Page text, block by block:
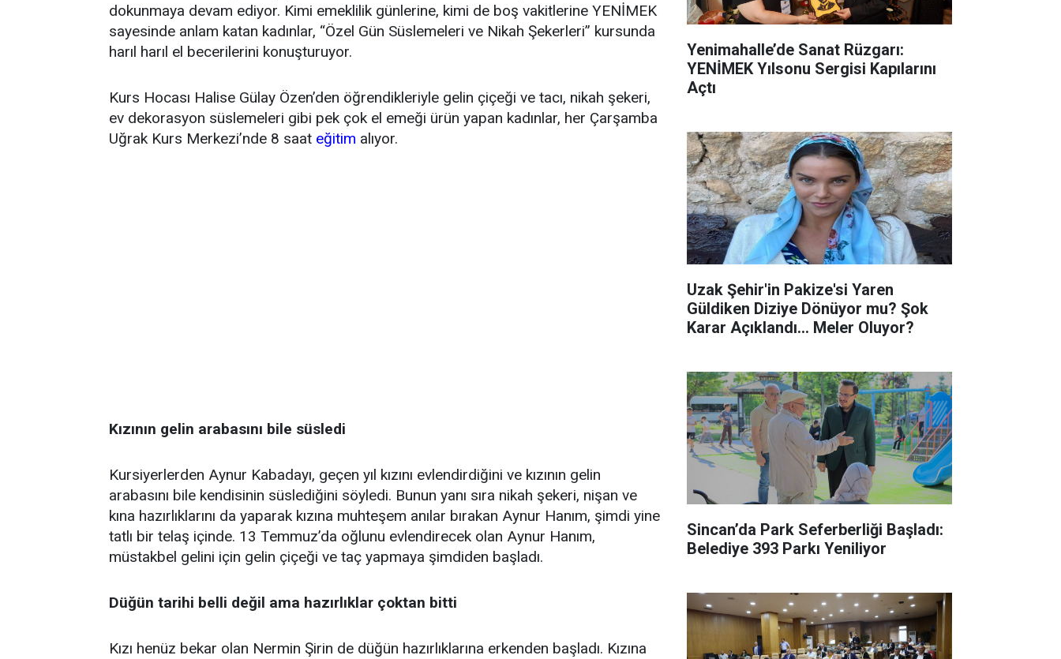
dokunmaya devam ediyor. Kimi emeklilik günlerine, kimi de boş vakitlerine YENİMEK
sayesinde anlam katan kadınlar, “Özel Gün Süslemeleri ve Nikah Şekerleri” kursunda
harıl harıl el becerilerini konuşturuyor.
Kurs Hocası Halise Gülay Özen’den öğrendikleriyle gelin çiçeği ve tacı, nikah şekeri,
ev dekorasyon süslemeleri gibi pek çok el emeği ürün yapan kadınlar, her Çarşamba
Uğrak Kurs Merkezi’nde 8 saat eğitim alıyor.
Kızının gelin arabasını bile süsledi
Kursiyerlerden Aynur Kabadayı, geçen yıl kızını evlendirdiğini ve kızının gelin
arabasını bile kendisinin süslediğini söyledi. Bunun yanı sıra nikah şekeri, nişan ve
kına hazırlıklarını da yaparak kızına muhteşem anılar bırakan Aynur Hanım, şimdi yine
tatlı bir telaş içinde. 13 Temmuz’da oğlunu evlendirecek olan Aynur Hanım,
müstakbel gelini için gelin çiçeği ve taç yapmaya şimdiden başladı.
Düğün tarihi belli değil ama hazırlıklar çoktan bitti
Kızı henüz bekar olan Nermin Şirin de düğün hazırlıklarına erkenden başladı. Kızına
Yenimahalle’de Sanat Rüzgarı:
YENİMEK Yılsonu Sergisi Kapılarını
Açtı
Uzak Şehir'in Pakize'si Yaren
Güldiken Diziye Dönüyor mu? Şok
Karar Açıklandı... Meler Oluyor?
Sincan’da Park Seferberliği Başladı:
Belediye 393 Parkı Yeniliyor